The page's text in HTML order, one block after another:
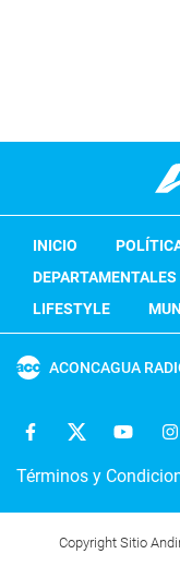
INICIO
DEPARTAMENTALES
LIFESTYLE
ACONCAGUA
Términos y
Copyright Sitio